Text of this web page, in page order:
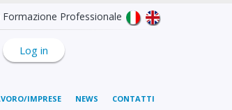
Formazione Professionale
Log in
IMPRESE NEWS CONTATTI